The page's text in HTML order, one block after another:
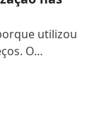
utilizou
O…